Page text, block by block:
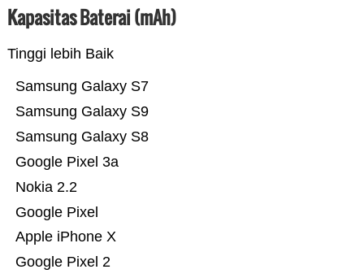
Kapasitas Baterai (mAh)
Tinggi lebih Baik
Google Pixel 2
Apple iPhone X
Google Pixel
Nokia 2.2
Google Pixel 3a
Samsung Galaxy S8
Samsung Galaxy S9
Samsung Galaxy S7